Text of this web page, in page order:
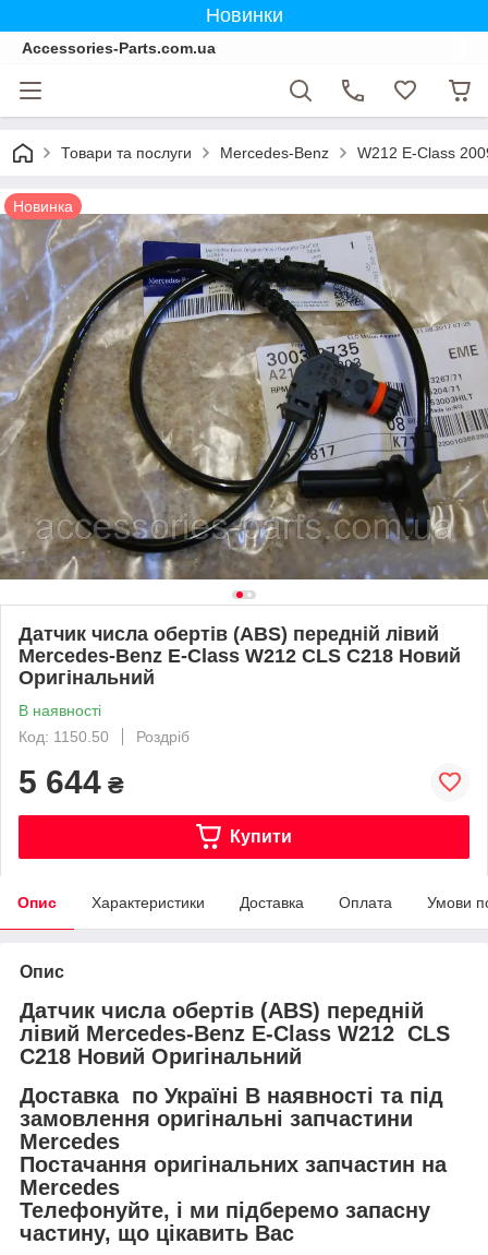
Новинки
Accessories-Parts.com.ua
Товари та послуги Mercedes-Benz W212 E-Class
Новинка
Датчик числа обертів (ABS) передній лівий
Mercedes-Benz E-Class W212 CLS C218 Новий
Оригінальний
В наявності
Код: 1150.50
Роздріб
5 644 ₴
Купити
Опис Характеристики Доставка Оплата Умови
Опис
Датчик числа обертів (ABS) передній
лівий Mercedes-Benz E-Class W212 CLS
C218 Новий Оригінальний
Доставка по Україні В наявності та під
замовлення оригінальні запчастини
Mercedes
Постачання оригінальних запчастин на
Mercedes
Телефонуйте, і ми підберемо запасну
частину, що цікавить Вас